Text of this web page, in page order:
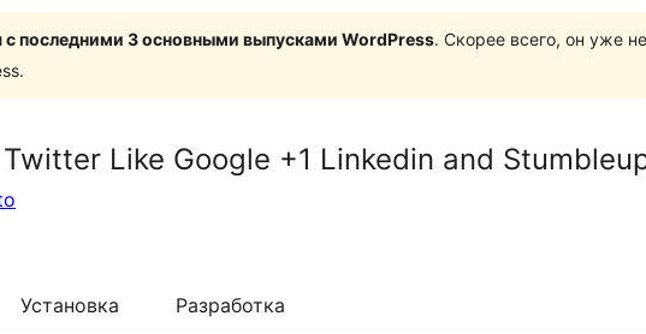
с последними 3 основными выпусками WordPress. Скорее всего, он уже
Like Google +1 Linkedin and
Установка Разработка